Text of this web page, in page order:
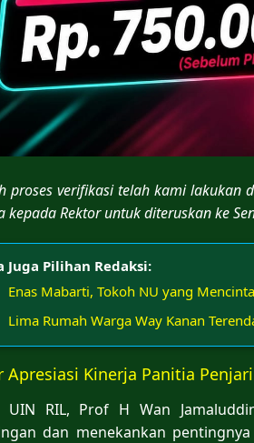
proses verifikasi telah kami
kepada Rektor untuk diteruskan ke
Juga Pilihan Redaksi:
Enas Mabarti, Tokoh NU yang
Lima Rumah Warga Way Kanan
Apresiasi Kinerja Panitia
UIN RIL, Prof H Wan
dan menekankan